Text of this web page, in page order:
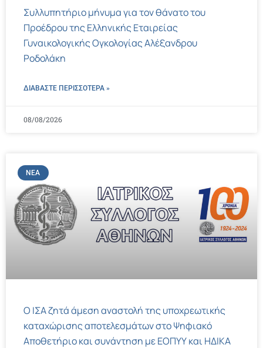
Συλλυπητήριο μήνυμα για τον θάνατο του
Προέδρου της Ελληνικής Εταιρείας
Γυναικολογικής Ογκολογίας Αλέξανδρου
Ροδολάκη
ΔΙΑΒΑΣΤΕ ΠΕΡΙΣΣΌΤΕΡΑ »
08/08/2026
ΝΈΑ
Ο ΙΣΑ ζητά άμεση αναστολή της υποχρεωτικής
καταχώρισης αποτελεσμάτων στο Ψηφιακό
Αποθετήριο και συνάντηση με ΕΟΠΥΥ και ΗΔΙΚΑ